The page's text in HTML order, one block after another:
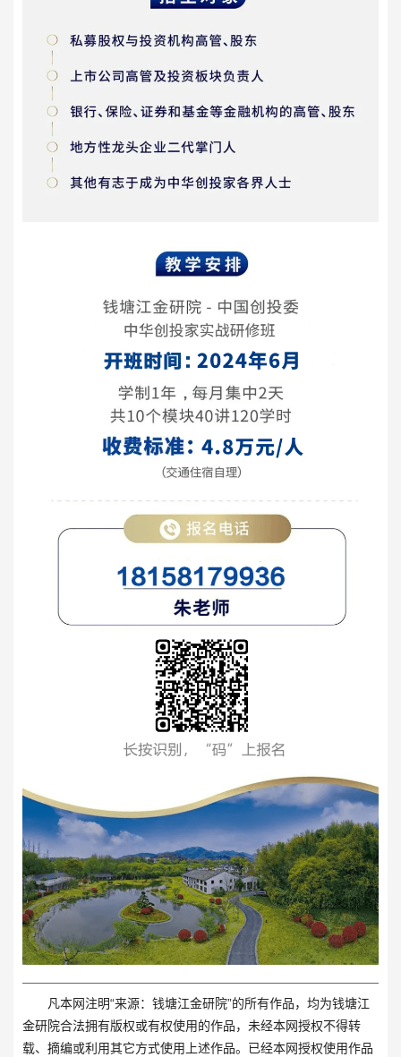
凡本网注明“来源：钱塘江金研院”的所有作品，均为钱塘江
金研院合法拥有版权或有权使用的作品，未经本网授权不得转
载、摘编或利用其它方式使用上述作品。已经本网授权使用作品